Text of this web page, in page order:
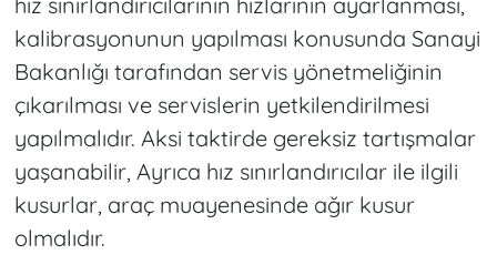
kalibrasyonunun yapılması konusunda Sanayi
Bakanlığı tarafından servis yönetmeliğinin
çıkarılması ve servislerin yetkilendirilmesi
yapılmalıdır. Aksi taktirde gereksiz tartışmalar
yaşanabilir, Ayrıca hız sınırlandırıcılar ile ilgili
kusurlar, araç muayenesinde ağır kusur
olmalıdır.